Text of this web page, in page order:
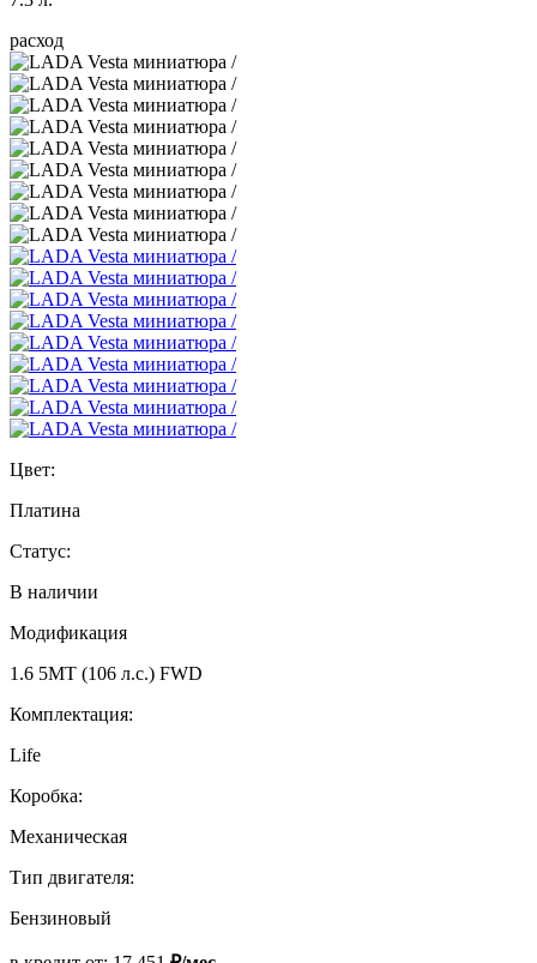
расход
Цвет:
Платина
Статус:
В наличии
Модификация
1.6 5MT (106 л.с.) FWD
Комплектация:
Life
Коробка:
Механическая
Тип двигателя:
Бензиновый